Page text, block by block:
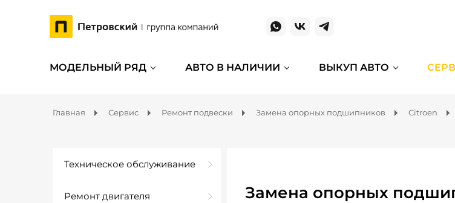
МОДЕЛЬНЫЙ РЯД АВТО В НАЛИЧИИ ВЫКУП АВТО
Главная Сервис Ремонт подвески Замена опорных подшипников Citroen
Техническое обслуживание
Ремонт двигателя Замена опорных